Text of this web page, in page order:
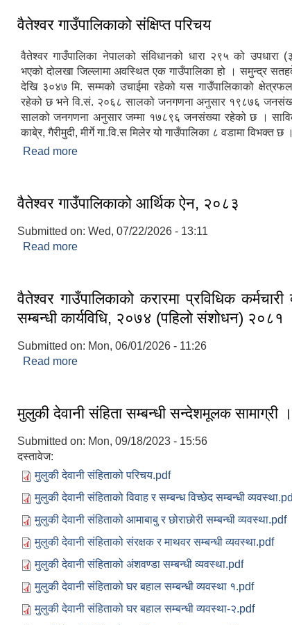
वैतेश्वर गाउँपालिकाको संक्षिप्त परिचय
वैतेश्वर गाउँपालिका नेपालको संविधानको धारा २९५ को उपधारा
भएको दोलखा जिल्लामा अवस्थित एक गाउँपालिका हो । समुन्द्र
देखि ३०४७ मि. सम्मको उचाईमा रहेको यस गाउँपालिकाको
रहेको छ भने वि.सं. २०६८ सालको जनगणना अनुसार १९८७६
सालको जनगणना अनुसार जम्मा १७८९६ जनसंख्या रहेको छ ।
काबे्र, गैरीमुदी, मीर्गे गा.वि.स मिलेर यो गाउँपालिका ८ वडामा विभक्त छ
Read more
वैतेश्वर गाउँपालिकाको आर्थिक ऐन, २०८३
Submitted on: Wed, 07/22/2026 - 13:11
Read more
वैतेश्वर गाउँपालिकाको करारमा प्रविधिक कर्मचारी
सम्बन्धी कार्यविधि, २०७४ (पहिलो संशोधन) २०८१
Submitted on: Mon, 06/01/2026 - 11:26
Read more
मुलुकी देवानी संहिता सम्बन्धी सन्देशमूलक सामाग्री ।
Submitted on: Mon, 09/18/2023 - 15:56
दस्तावेज:
मुलुकी देवानी संहिताको परिचय.pdf
मुलुकी देवानी संहिताको विवाह र सम्बन्ध विच्छेद सम्बन्धी
मुलुकी देवानी संहिताको आमाबाबु र छोराछोरी सम्बन्धी व्यवस्था.pdf
मुलुकी देवानी संहिताको संरक्षक र माथवर सम्बन्धी व्यवस्था.pdf
मुलुकी देवानी संहिताको अंशवण्डा सम्बन्धी व्यवस्था.pdf
मुलुकी देवानी संहिताको घर बहाल सम्बन्धी व्यवस्था १.pdf
मुलुकी देवानी संहिताको घर बहाल सम्बन्धी व्यवस्था-२.pdf